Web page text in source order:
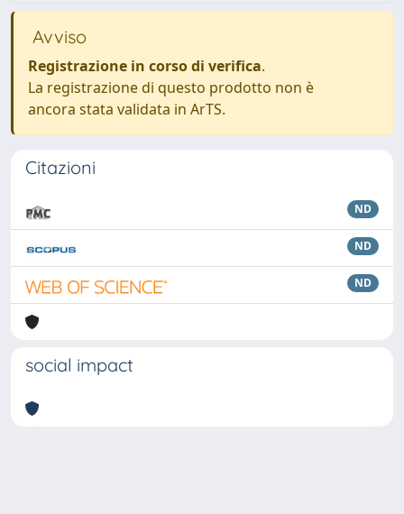
Avviso
Registrazione in corso di verifica.
La registrazione di questo prodotto non è
ancora stata validata in ArTS.
Citazioni
ND
ND
ND
social impact